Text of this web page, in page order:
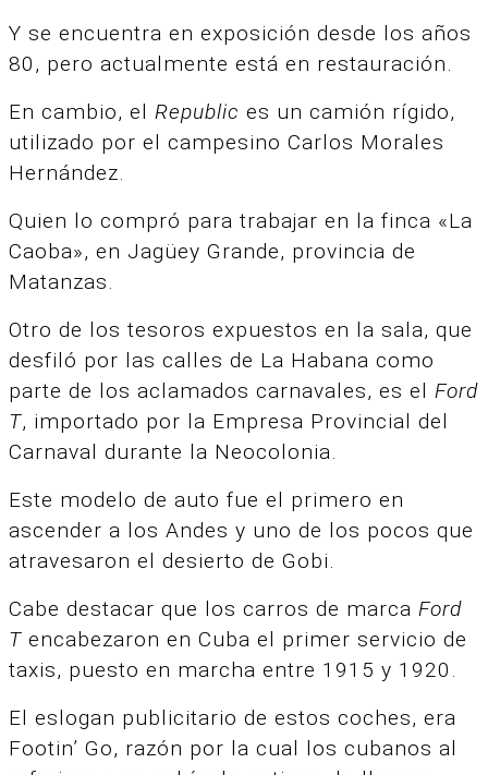
Y se encuentra en exposición desde los años
80, pero actualmente está en restauración.
En cambio, el Republic es un camión rígido,
utilizado por el campesino Carlos Morales
Hernández.
Quien lo compró para trabajar en la finca «La
Caoba», en Jagüey Grande, provincia de
Matanzas.
Otro de los tesoros expuestos en la sala, que
desfiló por las calles de La Habana como
parte de los aclamados carnavales, es el Ford
T, importado por la Empresa Provincial del
Carnaval durante la Neocolonia.
Este modelo de auto fue el primero en
ascender a los Andes y uno de los pocos que
atravesaron el desierto de Gobi.
Cabe destacar que los carros de marca Ford
T encabezaron en Cuba el primer servicio de
taxis, puesto en marcha entre 1915 y 1920.
El eslogan publicitario de estos coches, era
Footin’ Go, razón por la cual los cubanos al